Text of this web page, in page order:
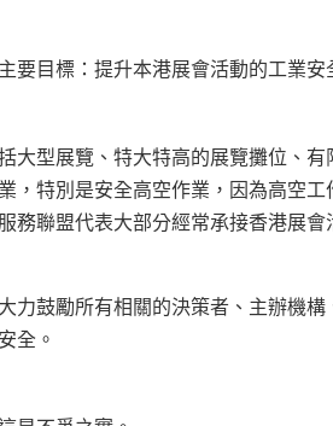
要目標：提升本港展會活動的工業安
大型展覽、特大特高的展覽攤位、
，特別是安全高空作業，因為高空
務聯盟代表大部分經常承接香港展
力鼓勵所有相關的決策者、主辦機
全。